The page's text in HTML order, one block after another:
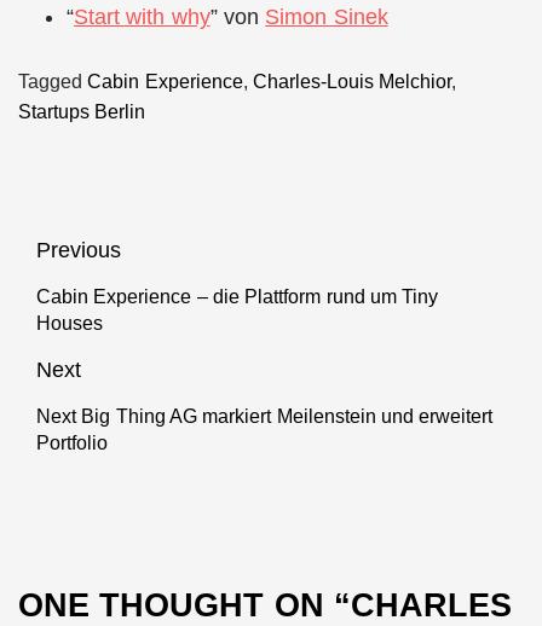
“Start with why” von Simon Sinek
TaggedCabin Experience, Charles-Louis Melchior,
Startups Berlin
Beitragsnavigation
Previous
Previous
post:
Cabin Experience – die Plattform rund um Tiny
Houses
Next
Next
post:
Next Big Thing AG markiert Meilenstein und erweitert
Portfolio
ONE THOUGHT ON “CHARLES